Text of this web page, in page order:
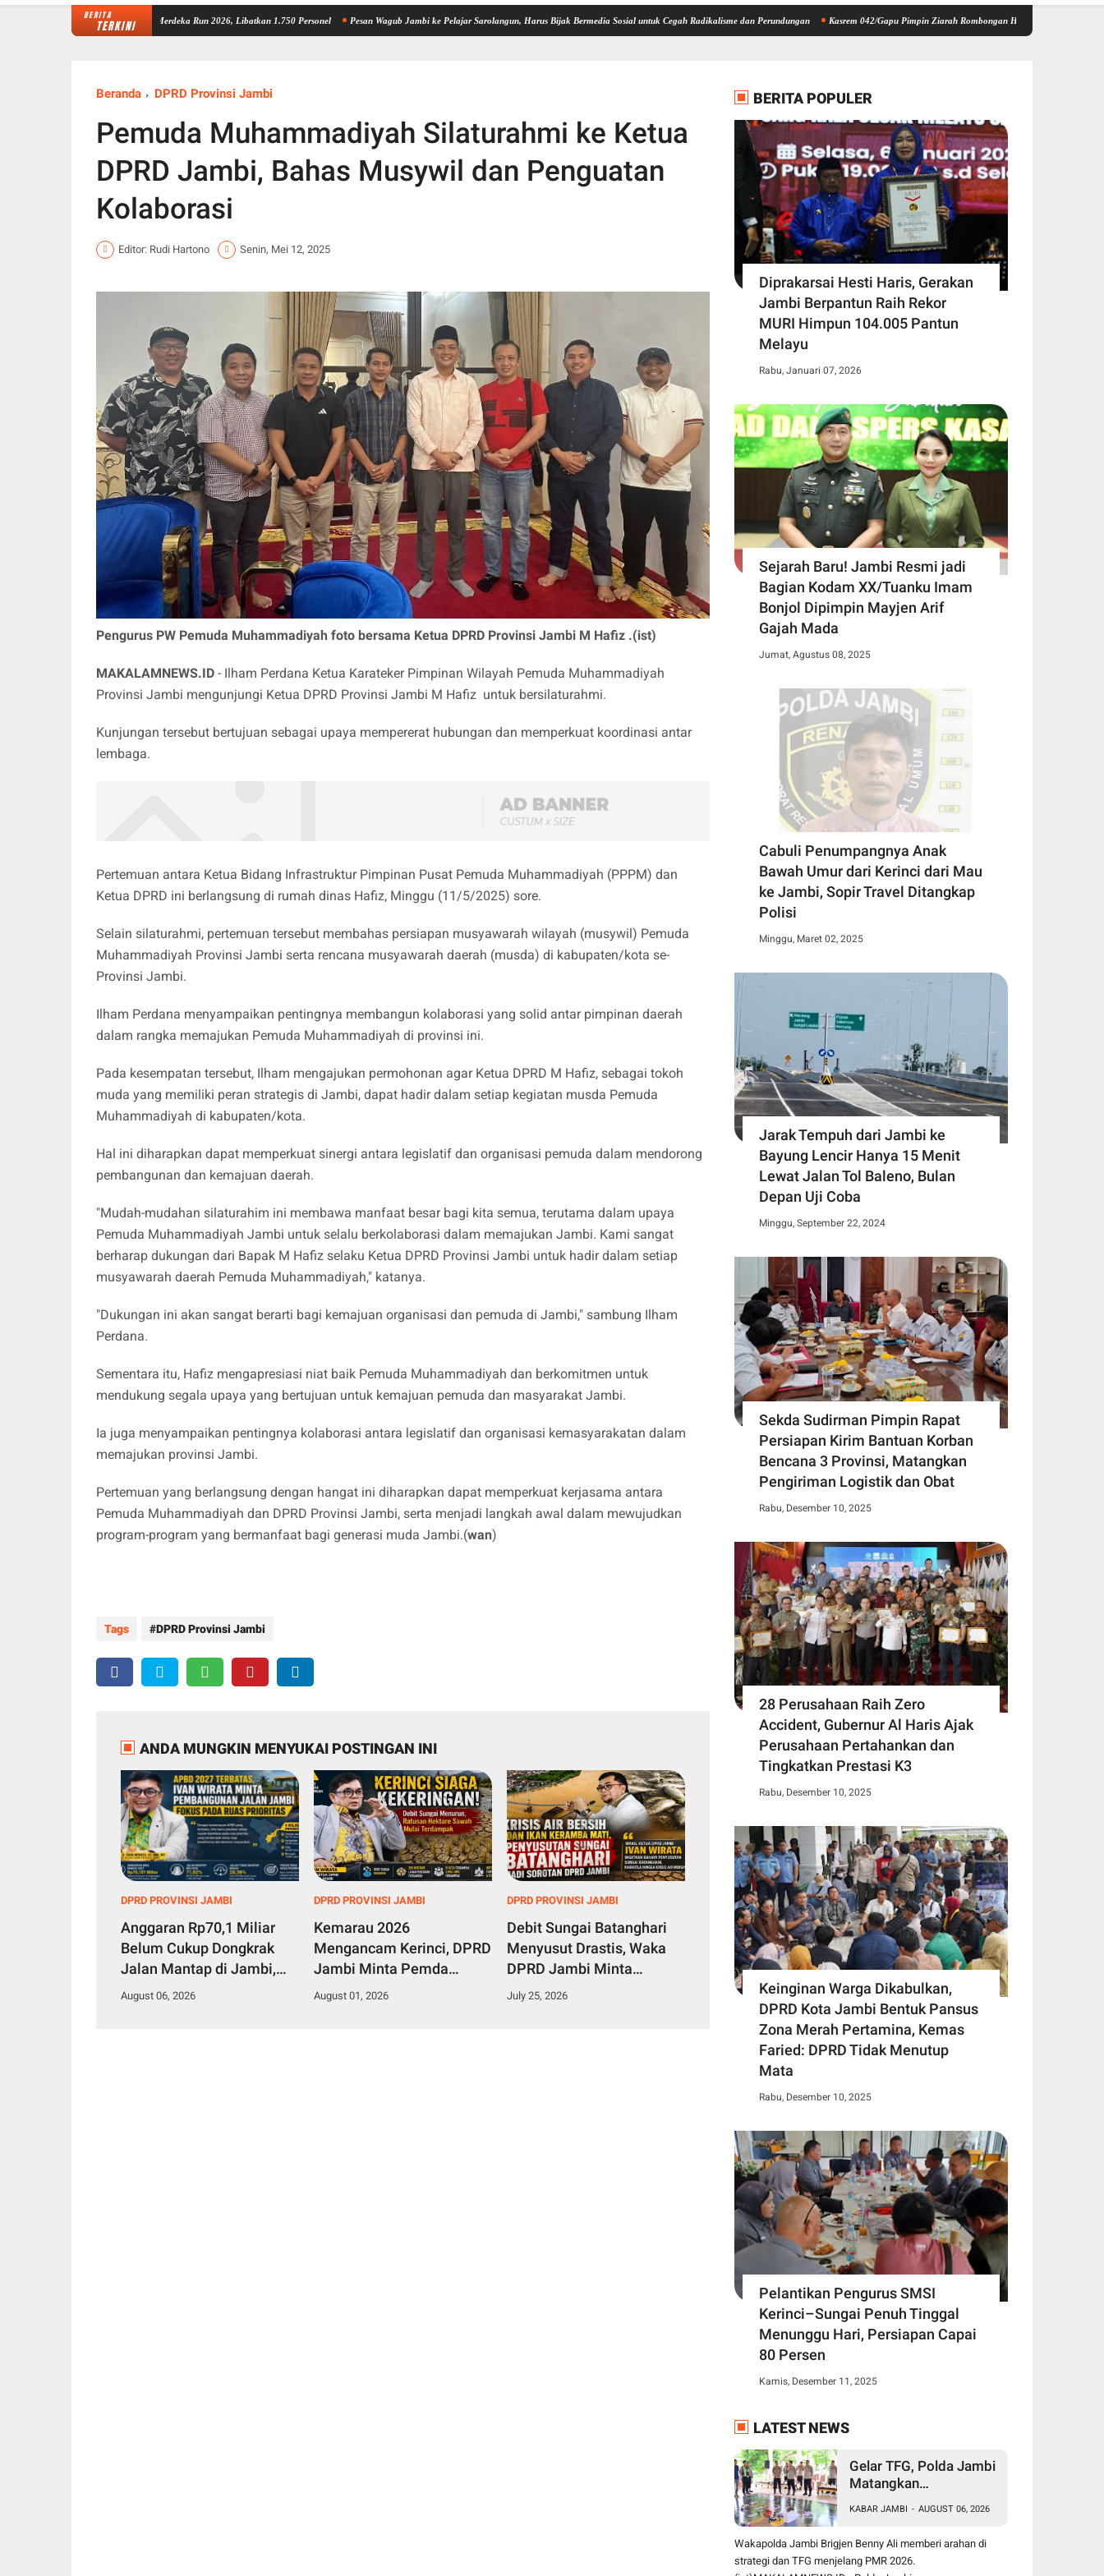
BERITA
TERKINI
Pengamanan Presisi Merdeka Run 2026, Libatkan 1.750 Personel Pesan Wagub Jambi ke Pelajar Sarolangun, Harus Bijak Bermedia Sosial untuk Cegah Radikalisme dan Perundungan Kasrem 042/Gapu Pimpin Ziarah Rombongan HUT Kodam XX/Tuanku Imam
Beranda DPRD Provinsi Jambi
Pemuda Muhammadiyah Silaturahmi ke Ketua
DPRD Jambi, Bahas Musywil dan Penguatan
Kolaborasi
Editor: Rudi Hartono Senin, Mei 12, 2025
Pengurus PW Pemuda Muhammadiyah foto bersama Ketua DPRD Provinsi Jambi M Hafiz .(ist)
MAKALAMNEWS.ID - Ilham Perdana Ketua Karateker Pimpinan Wilayah Pemuda Muhammadiyah
Provinsi Jambi mengunjungi Ketua DPRD Provinsi Jambi M Hafiz untuk bersilaturahmi.
Kunjungan tersebut bertujuan sebagai upaya mempererat hubungan dan memperkuat koordinasi antar
lembaga.
Pertemuan antara Ketua Bidang Infrastruktur Pimpinan Pusat Pemuda Muhammadiyah (PPPM) dan
Ketua DPRD ini berlangsung di rumah dinas Hafiz, Minggu (11/5/2025) sore.
Selain silaturahmi, pertemuan tersebut membahas persiapan musyawarah wilayah (musywil) Pemuda
Muhammadiyah Provinsi Jambi serta rencana musyawarah daerah (musda) di kabupaten/kota se-
Provinsi Jambi.
Ilham Perdana menyampaikan pentingnya membangun kolaborasi yang solid antar pimpinan daerah
dalam rangka memajukan Pemuda Muhammadiyah di provinsi ini.
Pada kesempatan tersebut, Ilham mengajukan permohonan agar Ketua DPRD M Hafiz, sebagai tokoh
muda yang memiliki peran strategis di Jambi, dapat hadir dalam setiap kegiatan musda Pemuda
Muhammadiyah di kabupaten/kota.
Hal ini diharapkan dapat memperkuat sinergi antara legislatif dan organisasi pemuda dalam mendorong
pembangunan dan kemajuan daerah.
"Mudah-mudahan silaturahim ini membawa manfaat besar bagi kita semua, terutama dalam upaya
Pemuda Muhammadiyah Jambi untuk selalu berkolaborasi dalam memajukan Jambi. Kami sangat
berharap dukungan dari Bapak M Hafiz selaku Ketua DPRD Provinsi Jambi untuk hadir dalam setiap
musyawarah daerah Pemuda Muhammadiyah," katanya.
"Dukungan ini akan sangat berarti bagi kemajuan organisasi dan pemuda di Jambi," sambung Ilham
Perdana.
Sementara itu, Hafiz mengapresiasi niat baik Pemuda Muhammadiyah dan berkomitmen untuk
mendukung segala upaya yang bertujuan untuk kemajuan pemuda dan masyarakat Jambi.
Ia juga menyampaikan pentingnya kolaborasi antara legislatif dan organisasi kemasyarakatan dalam
memajukan provinsi Jambi.
Pertemuan yang berlangsung dengan hangat ini diharapkan dapat memperkuat kerjasama antara
Pemuda Muhammadiyah dan DPRD Provinsi Jambi, serta menjadi langkah awal dalam mewujudkan
program-program yang bermanfaat bagi generasi muda Jambi.(wan)
Tags DPRD Provinsi Jambi
ANDA MUNGKIN MENYUKAI POSTINGAN INI
DPRD PROVINSI JAMBI
Anggaran Rp70,1 Miliar
Belum Cukup Dongkrak
DPRD PROVINSI JAMBI
Kemarau 2026
Mengancam Kerinci, DPRD
DPRD PROVINSI JAMBI
Debit Sungai Batanghari
Menyusut Drastis, Waka
BERITA POPULER
Diprakarsai Hesti Haris, Gerakan
Jambi Berpantun Raih Rekor
MURI Himpun 104.005 Pantun
Melayu
Rabu, Januari 07, 2026
Sejarah Baru! Jambi Resmi jadi
Bagian Kodam XX/Tuanku Imam
Bonjol Dipimpin Mayjen Arif
Gajah Mada
Jumat, Agustus 08, 2025
Cabuli Penumpangnya Anak
Bawah Umur dari Kerinci dari Mau
ke Jambi, Sopir Travel Ditangkap
Polisi
Minggu, Maret 02, 2025
Jarak Tempuh dari Jambi ke
Bayung Lencir Hanya 15 Menit
Lewat Jalan Tol Baleno, Bulan
Depan Uji Coba
Minggu, September 22, 2024
Sekda Sudirman Pimpin Rapat
Persiapan Kirim Bantuan Korban
Bencana 3 Provinsi, Matangkan
Pengiriman Logistik dan Obat
Rabu, Desember 10, 2025
28 Perusahaan Raih Zero
Accident, Gubernur Al Haris Ajak
Perusahaan Pertahankan dan
Tingkatkan Prestasi K3
Rabu, Desember 10, 2025
Keinginan Warga Dikabulkan,
DPRD Kota Jambi Bentuk Pansus
Zona Merah Pertamina, Kemas
Faried: DPRD Tidak Menutup
Mata
Rabu, Desember 10, 2025
Pelantikan Pengurus SMSI
Kerinci–Sungai Penuh Tinggal
Menunggu Hari, Persiapan Capai
80 Persen
Kamis, Desember 11, 2025
LATEST NEWS
Gelar TFG, Polda Jambi
Matangkan
Merdeka Run 2026,
Libatkan 1.750
Personel
KABAR JAMBI - AUGUST 06, 2026
Wakapolda Jambi Brigjen Benny Ali memberi arahan di
strategi dan TFG menjelang PMR 2026.